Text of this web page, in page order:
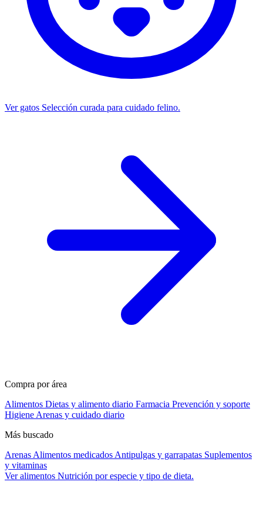
Ver gatos Selección curada para cuidado felino.
Compra por área
Alimentos Dietas y alimento diario Farmacia Prevención y soporte
Higiene Arenas y cuidado diario
Más buscado
Arenas Alimentos medicados Antipulgas y garrapatas Suplementos
y vitaminas
Ver alimentos Nutrición por especie y tipo de dieta.